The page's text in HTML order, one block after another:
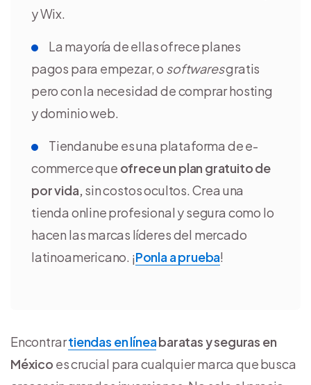
y Wix.
La mayoría de ellas ofrece planes
pagos para empezar, o softwaresgratis
pero con la necesidad de comprar hosting
y dominio web.
Tiendanube es una plataforma de e-
commerce que ofrece un plan gratuito de
por vida, sin costos ocultos. Crea una
tienda online profesional y segura como lo
hacen las marcas líderes del mercado
latinoamericano. ¡Ponla a prueba!
Encontrartiendas en líneabaratas y seguras en
México es crucial para cualquier marca que busca